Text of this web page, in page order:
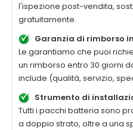
l'ispezione post-vendita,
gratuitamente.
Garanzia di rimborso
Le garantiamo che puoi
un rimborso entro 30 giorni
include (qualità, servizio,
Strumento di
Tutti i pacchi batteria sono
a doppio strato, oltre a una